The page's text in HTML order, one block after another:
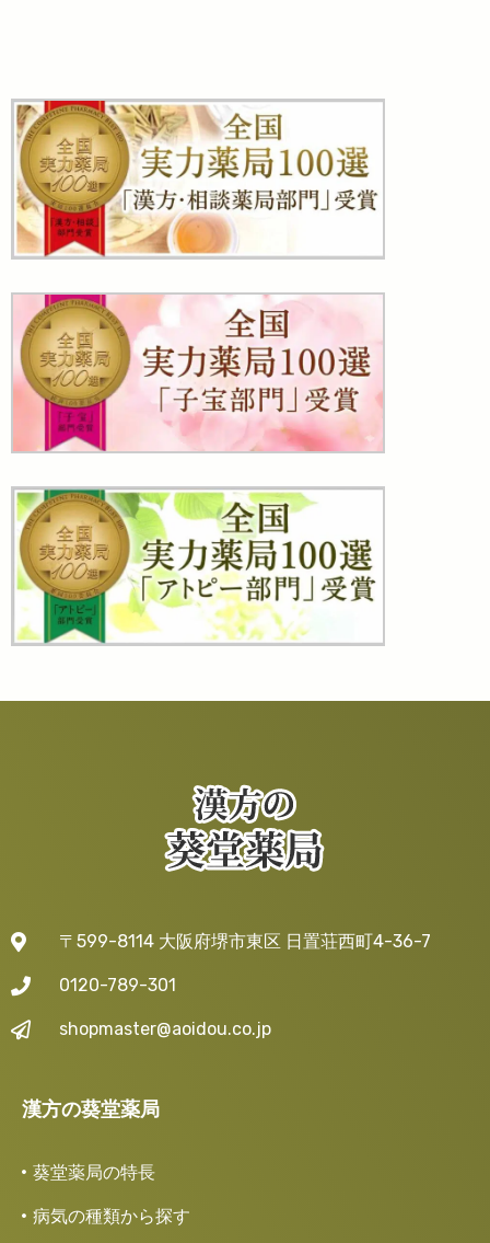
〒599-8114 大阪府堺市東区 日置荘西町4-36-7
0120-789-301
shopmaster@aoidou.co.jp
漢方の葵堂薬局
葵堂薬局の特長
病気の種類から探す